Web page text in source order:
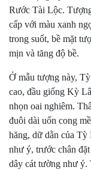
Rước Tài Lộc.
cấp với màu xanh
trong suốt, bề mặt
mịn và tăng độ bề.
Ở mẫu tượng này,
cao, đầu giống Kỳ
nhọn oai nghiêm.
đuôi dài uốn cong
hăng, dữ dằn của
như ý, trước chân
dây cát tường như ý.